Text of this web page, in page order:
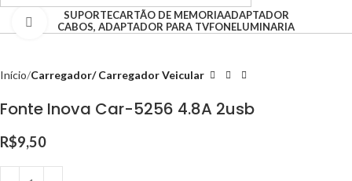
SUPORTECARTÃO DE MEMORIAADAPTADOR
CABOS, ADAPTADOR PARA TVFONELUMINARIA
Clique para ampliar
Início Carregador/ Carregador Veicular
Fonte Inova Car-5256 4.8A 2usb
R$9,50